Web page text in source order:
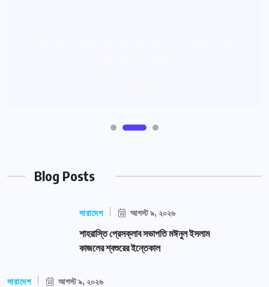
Blog Posts
সারাদেশ আগস্ট ৯, ২০২৬
শাহরাস্তি প্রেসক্লাব সভাপতি মঈনুল ইসলাম
কাজলের শ্বশুরের ইন্তেকাল
সারাদেশ আগস্ট ৯, ২০২৬